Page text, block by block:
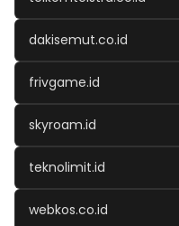
dakisemut.co.id
frivgame.id
skyroam.id
teknolimit.id
webkos.co.id